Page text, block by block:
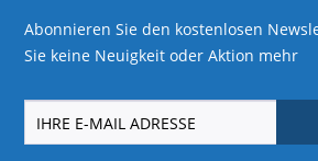
Abonnieren Sie den kostenlosen
Sie keine Neuigkeit oder Aktion mehr